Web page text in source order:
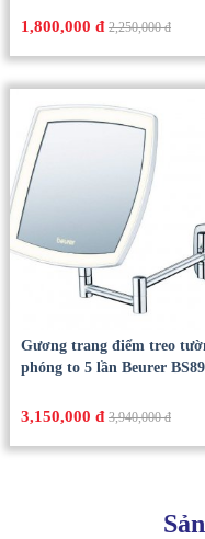
Gương trang điểm gắn
có đèn led Beurer BS59
1,800,000 đ 2,250,000 đ